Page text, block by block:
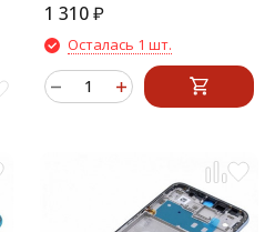
1 310₽
Осталась 1 шт.